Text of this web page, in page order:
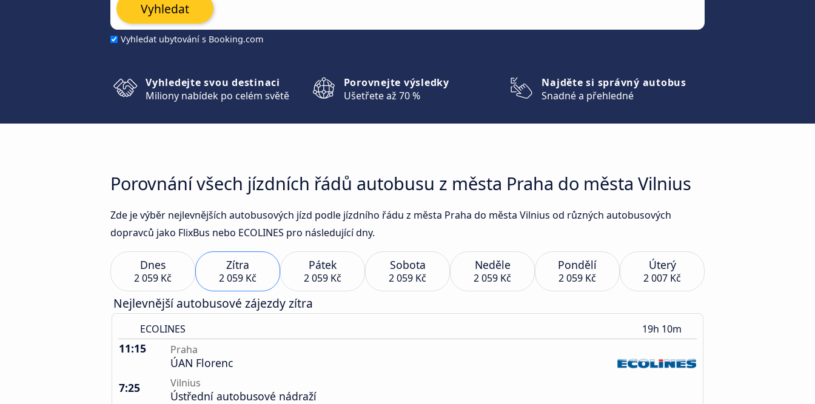
Vyhledat ubytování s Booking.com
Vyhledat
Vyhledejte svou destinaci
Miliony nabídek po celém světě
Porovnejte výsledky
Ušetřete až 70 %
Najděte si správný autobus
Snadné a přehledné
Porovnání všech jízdních řádů autobusu z města Praha do města Vilnius
Zde je výběr nejlevnějších autobusových jízd podle jízdního řádu z města Praha do města Vilnius od různých autobusových
dopravců jako FlixBus nebo ECOLINES pro následující dny.
Dnes
2 059 Kč
Zítra
2 059 Kč
Pátek
2 059 Kč
Sobota
2 059 Kč
Neděle
2 059 Kč
Pondělí
2 059 Kč
Úterý
2 007 Kč
Nejlevnější autobusové zájezdy zítra
ECOLINES 19h 10m
11:15 Praha
ÚAN Florenc
7:25
Vilnius
Ústřední autobusové nádraží